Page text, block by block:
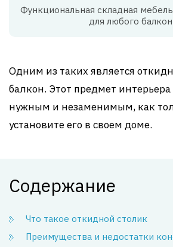
Функциональная складная
для любого
Одним из таких является
балкон. Этот предмет интерьера
нужным и незаменимым, как
установите его в своем доме.
Содержание
Что такое откидной столик
Преимущества и недостатки